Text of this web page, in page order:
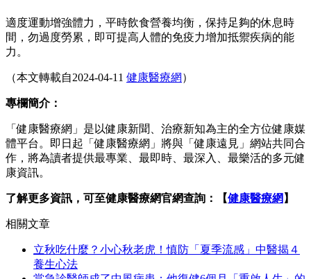
適度運動增強體力，平時飲食營養均衡，保持足夠的休息時
間，勿過度勞累，即可提高人體的免疫力增加抵禦疾病的能
力。
（本文轉載自2024-04-11 健康醫療網 ）
專欄簡介：
「健康醫療網」是以健康新聞、治療新知為主的全方位健康媒
體平台。即日起「健康醫療網」將與「健康遠見」網站共同合
作，將為讀者提供最專業、最即時、最深入、最樂活的多元健
康資訊。
了解更多資訊，可至健康醫療網官網查詢：【健康醫療網 】
相關文章
立秋吃什麼？小心秋老虎！慎防「夏季流感」中醫揭４
養生心法